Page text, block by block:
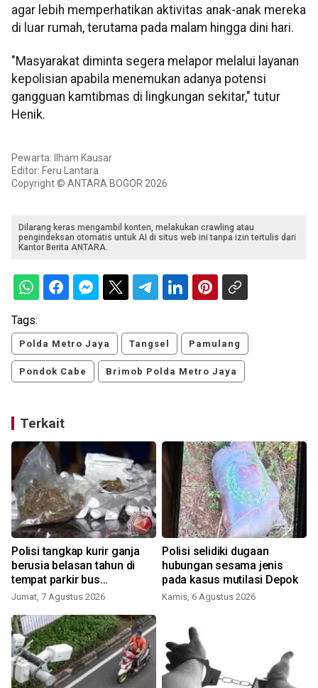
agar lebih memperhatikan aktivitas anak-anak mereka
di luar rumah, terutama pada malam hingga dini hari.
"Masyarakat diminta segera melapor melalui layanan
kepolisian apabila menemukan adanya potensi
gangguan kamtibmas di lingkungan sekitar," tutur
Henik.
Pewarta: Ilham Kausar
Editor: Feru Lantara
Copyright © ANTARA BOGOR 2026
Dilarang keras mengambil konten, melakukan crawling atau
pengindeksan otomatis untuk AI di situs web ini tanpa izin tertulis dari
Kantor Berita ANTARA.
Tags:
Polda Metro Jaya Tangsel Pamulang
Pondok Cabe Brimob Polda Metro Jaya
Terkait
Polisi tangkap kurir ganja
berusia belasan tahun di
tempat parkir bus
Tangerang
Jumat, 7 Agustus 2026
Polisi selidiki dugaan
hubungan sesama jenis
pada kasus mutilasi Depok
Kamis, 6 Agustus 2026